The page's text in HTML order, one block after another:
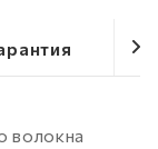
волокна